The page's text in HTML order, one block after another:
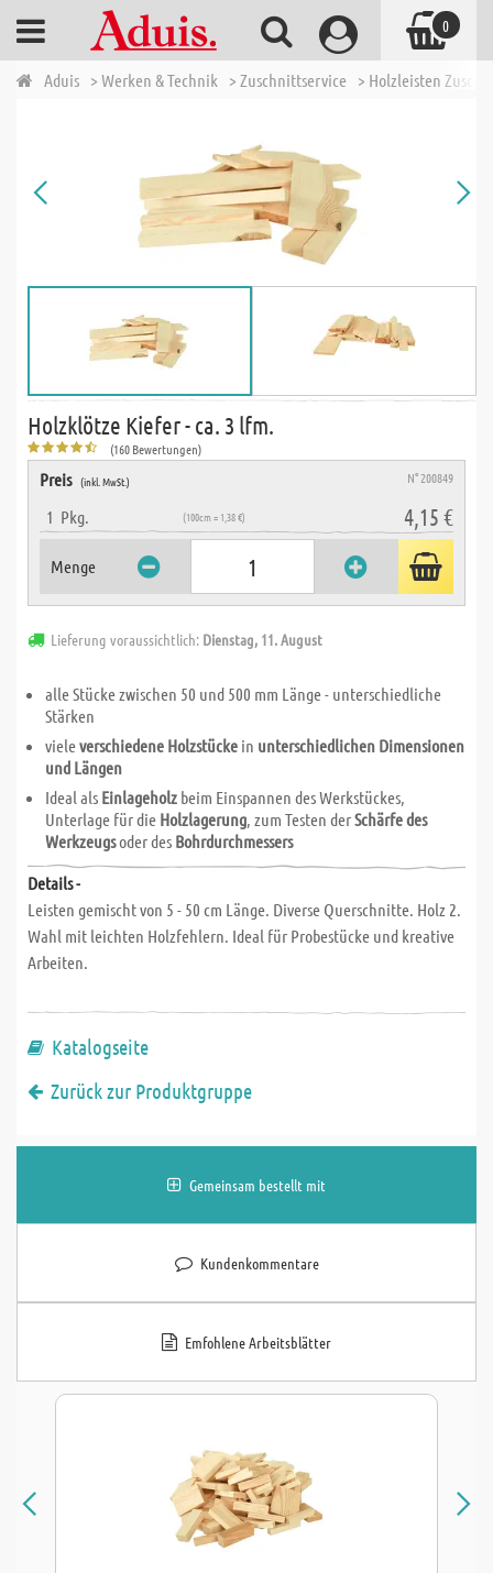
Aduis > Werken & Technik > Zuschnittservice > Holzleisten
Holzklötze Kiefer - ca. 3 lfm.
(160 Bewertungen)
Preis (inkl. MwSt.) N° 200849
1 Pkg. (100cm = 1,38 €) 4,15 €
Menge
Lieferung voraussichtlich: Dienstag, 11. August
alle Stücke zwischen 50 und 500 mm Länge - unterschiedliche
Stärken
vieleverschiedene Holzstücke in unterschiedlichen Dimensionen
und Längen
Ideal als Einlageholz beim Einspannen des Werkstückes,
Unterlage für die Holzlagerung, zum Testen derSchärfe des
Werkzeugsoder des Bohrdurchmessers
Details -
Leisten gemischt von 5 - 50 cm Länge. Diverse Querschnitte. Holz 2.
Wahl mit leichten Holzfehlern. Ideal für Probestücke und kreative
Arbeiten.
Katalogseite
Zurück zur Produktgruppe
Gemeinsam bestellt mit
Kundenkommentare
Emfohlene Arbeitsblätter
0